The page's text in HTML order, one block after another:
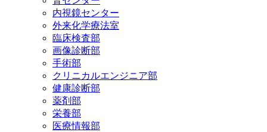
内視鏡センター
外来化学療法室
臨床検査部
画像診断部
手術部
クリニカルエンジニア部
健康診断部
薬剤部
栄養部
医療情報部